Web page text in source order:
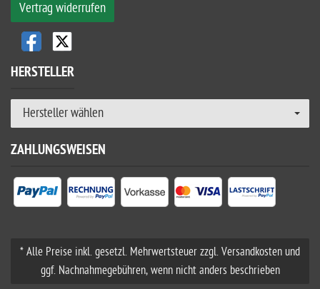
Vertrag widerrufen
HERSTELLER
Hersteller wählen
ZAHLUNGSWEISEN
* Alle Preise inkl. gesetzl. Mehrwertsteuer zzgl. Versandkosten und
ggf. Nachnahmegebühren, wenn nicht anders beschrieben